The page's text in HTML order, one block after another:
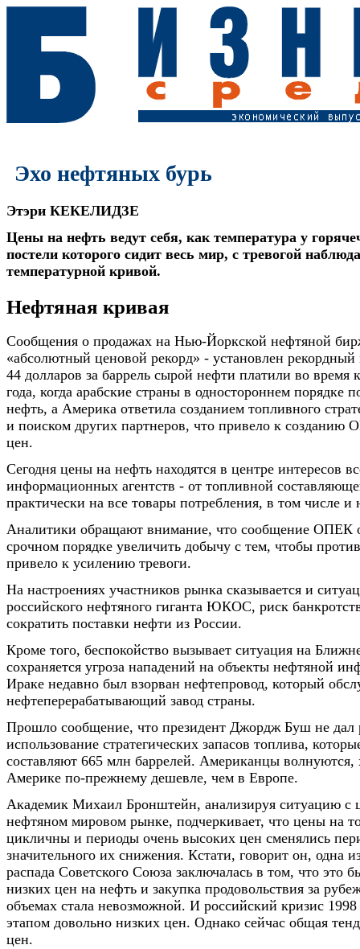
Эхо нефтяных бурь
Этэри КЕКЕЛИДЗЕ
Цены на нефть ведут себя, как температура у
постели которого сидит весь мир, с тревогой
температурной кривой.
Нефтяная кривая
Сообщения о продажах на Нью-Йоркской нефтяной
«абсолютный ценовой рекорд» - установлен
44 долларов за баррель сырой нефти платили во время
года, когда арабские страны в одностороннем порядке
нефть, а Америка ответила созданием топливного
и поиском других партнеров, что привело к
цен.
Сегодня цены на нефть находятся в центре интересов
информационных агентств - от топливной
практически на все товары потребления, в том числе и
Аналитики обращают внимание, что сообщение ОПЕК
срочном порядке увеличить добычу с тем, чтобы
привело к усилению тревоги.
На настроениях участников рынка сказывается и
российского нефтяного гиганта ЮКОС, риск
сократить поставки нефти из России.
Кроме того, беспокойство вызывает ситуация на
сохраняется угроза нападений на объекты нефтяной
Ираке недавно был взорван нефтепровод, который
нефтеперерабатывающий завод страны.
Прошло сообщение, что президент Джордж Буш не дал
использование стратегических запасов топлива,
составляют 665 млн баррелей. Американцы волнуются,
Америке по-прежнему дешевле, чем в Европе.
Академик Михаил Бронштейн, анализируя ситуацию с
нефтяном мировом рынке, подчеркивает, что цены на
цикличны и периоды очень высоких цен сменялись
значительного их снижения. Кстати, говорит он, одна
распада Советского Союза заключалась в том, что это
низких цен на нефть и закупка продовольствия за
объемах стала невозможной. И российский кризис 1998
этапом довольно низких цен. Однако сейчас общая
цен.